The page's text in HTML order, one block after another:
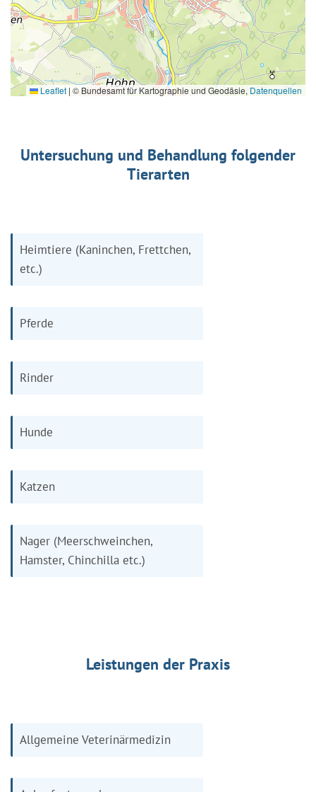
Leaflet | © Bundesamt für Kartographie und Geodäsie, Datenquellen
Untersuchung und Behandlung folgender
Tierarten
Heimtiere (Kaninchen, Frettchen,
etc.)
Pferde
Rinder
Hunde
Katzen
Nager (Meerschweinchen,
Hamster, Chinchilla etc.)
Leistungen der Praxis
Allgemeine Veterinärmedizin